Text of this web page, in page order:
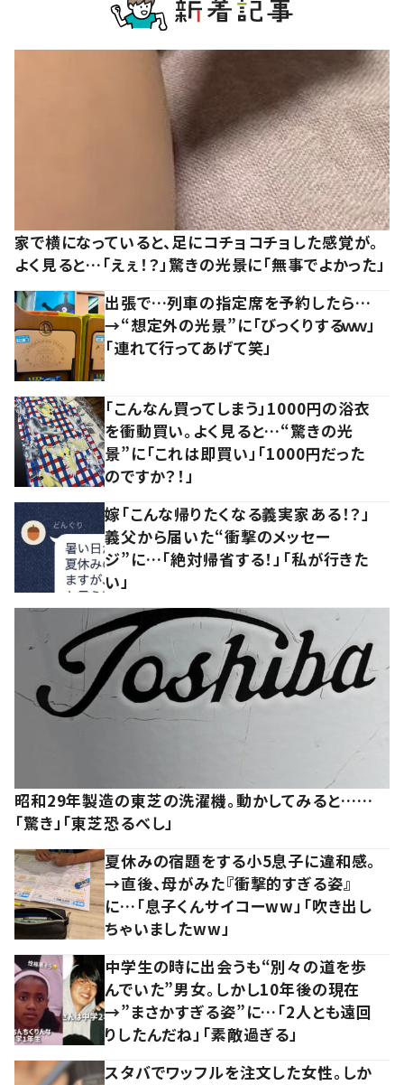
家で横になっていると、足にコチョコチョした感覚が。
よく見ると…「えぇ！？」驚きの光景に「無事でよかった」
出張で…列車の指定席を予約したら…
→“想定外の光景”に「びっくりするｗｗ」
「連れて行ってあげて笑」
「こんなん買ってしまう」1000円の浴衣
を衝動買い。よく見ると…“驚きの光
景”に「これは即買い」「1000円だった
のですか？！」
嫁「こんな帰りたくなる義実家ある！？」
義父から届いた“衝撃のメッセー
ジ”に…「絶対帰省する！」「私が行きた
い」
昭和29年製造の東芝の洗濯機。動かしてみると……
「驚き」「東芝恐るべし」
夏休みの宿題をする小5息子に違和感。
→直後、母がみた『衝撃的すぎる姿』
に…「息子くんサイコーww」「吹き出し
ちゃいましたww」
中学生の時に出会うも“別々の道を歩
んでいた”男女。しかし10年後の現在
→”まさかすぎる姿”に…「2人とも遠回
りしたんだね」「素敵過ぎる」
スタバでワッフルを注文した女性。しか